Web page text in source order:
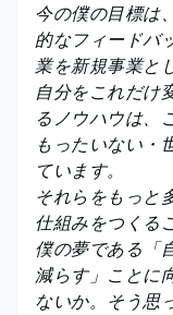
今の僕の目標は
的なフィードバ
業を新規事業と
自分をこれだけ
るノウハウは、
もったいない・
ています。
それらをもっと
仕組みをつくる
僕の夢である「
減らす」ことに
ないか。そう思